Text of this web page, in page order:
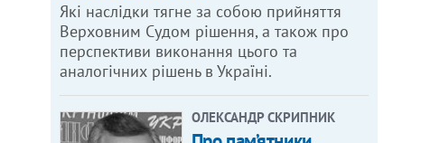
Які наслідки тягне за собою прийняття
Верховним Судом рішення, а також про
перспективи виконання цього та
аналогічних рішень в Україні.
ОЛЕКСАНДР СКРИПНИК